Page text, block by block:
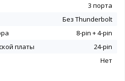
3 порта
Без Thunderbolt
8-pin + 4-pin
платы
24-pin
Нет